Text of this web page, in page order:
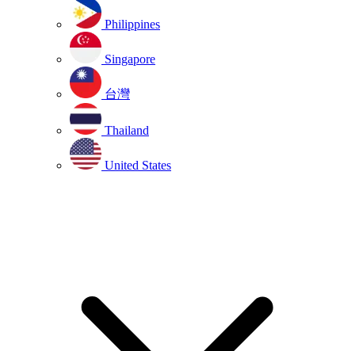
Philippines
Singapore
台灣
Thailand
United States